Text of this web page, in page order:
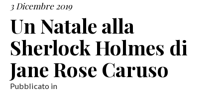
COLLABORAZIONI
CONTATTI
3 Dicembre 2019
Un Natale alla
Sherlock Holmes di
Jane Rose Caruso
Pubblicato in